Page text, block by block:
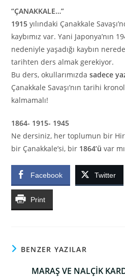
“ÇANAKKALE…”
1915yılındaki Çanakkale
kaybımız var. Yani Japonya’nın
nedeniyle yaşadığı kaybın
tarihten ders almak gerekiyor.
Bu ders, okullarımızdasadece
Çanakkale Savaşı’nın tarihi
kalmamalı!
1864- 1915- 1945
Ne dersiniz, her toplumun bir
bir Çanakkale’si, bir 1864’ü var
Facebook Twitter
Print
BENZER YAZILAR
MARAŞ VE NALÇİK